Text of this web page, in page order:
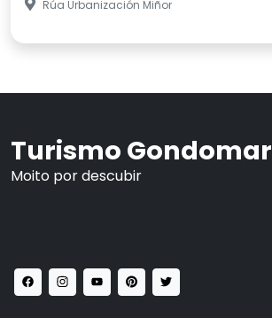
Rúa Urbanización Miñor
Turismo Gondomar
Moito por descubir